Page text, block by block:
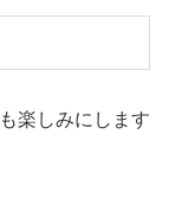
楽しみにします